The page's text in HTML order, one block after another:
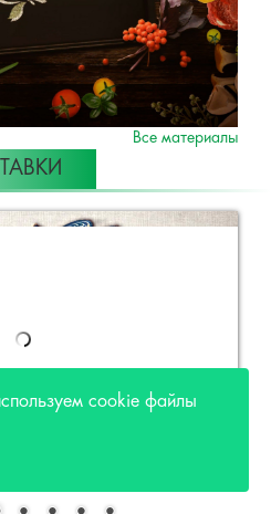
Все материалы
cookie файлы